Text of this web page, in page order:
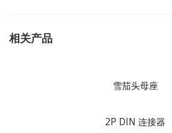
相关产品
雪茄头母座
2P DIN 连接器